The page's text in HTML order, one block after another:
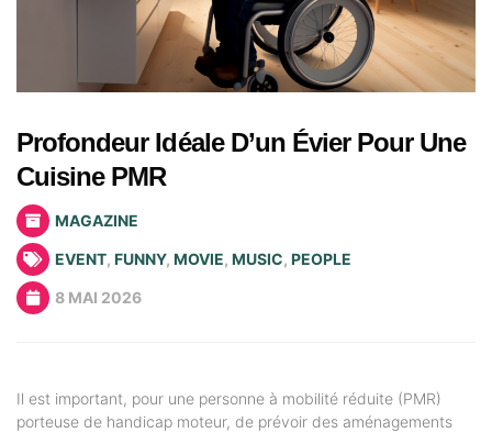
Profondeur Idéale D’un Évier Pour Une
Cuisine PMR
MAGAZINE
EVENT, FUNNY, MOVIE, MUSIC, PEOPLE
8 MAI 2026
Il est important, pour une personne à mobilité réduite (PMR)
porteuse de handicap moteur, de prévoir des aménagements